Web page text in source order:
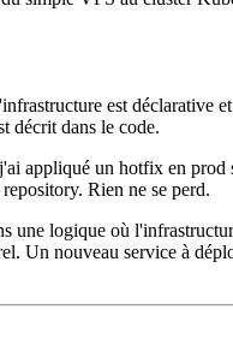
est déclarative
décrit dans le code.
appliqué un hotfix en
Rien ne se perd.
une logique où
Un nouveau service à